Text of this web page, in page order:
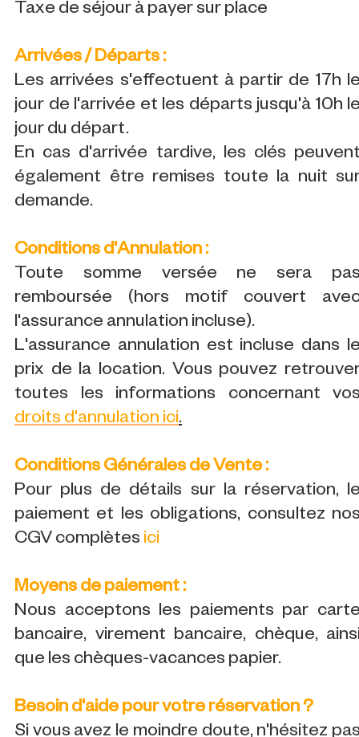
Taxe de séjour à payer sur place
Arrivées / Départs :
Les arrivées s'effectuent à partir de 17h
jour de l'arrivée et les départs jusqu'à 10h
jour du départ.
En cas d'arrivée tardive, les clés
également être remises toute la nuit
demande.
Conditions d'Annulation :
Toute somme versée ne sera
remboursée (hors motif couvert
l'assurance annulation incluse).
L'assurance annulation est incluse dans
prix de la location. Vous pouvez
toutes les informations concernant
droits d'annulation ici.
Conditions Générales de Vente :
Pour plus de détails sur la réservation,
paiement et les obligations, consultez
CGV complètes ici
Moyens de paiement :
Nous acceptons les paiements par
bancaire, virement bancaire, chèque,
que les chèques-vacances papier.
Besoin d'aide pour votre réservation ?
Si vous avez le moindre doute, n'hésitez